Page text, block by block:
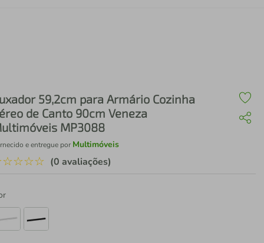
59,2cm para Armário Cozinha
de Canto 90cm Veneza
MP3088
e entregue por Multimóveis
☆☆☆☆ (0 avaliações)